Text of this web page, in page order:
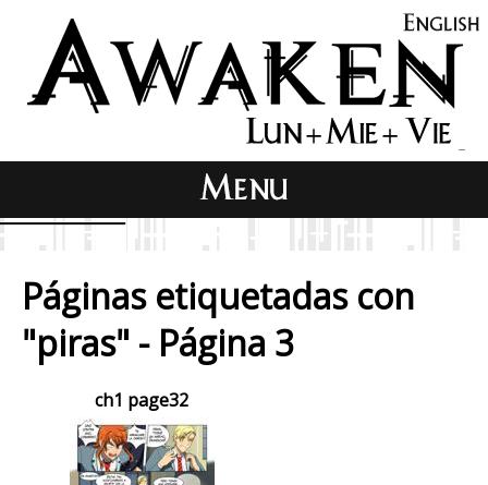
Páginas etiquetadas con
"piras" - Página 3
ch1 page32